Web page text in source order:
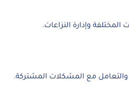
وإدارة النزاعات.
والتعامل مع المشكلات المشتركة.